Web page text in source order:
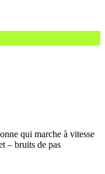
qui marche à vitesse
– bruits de pas